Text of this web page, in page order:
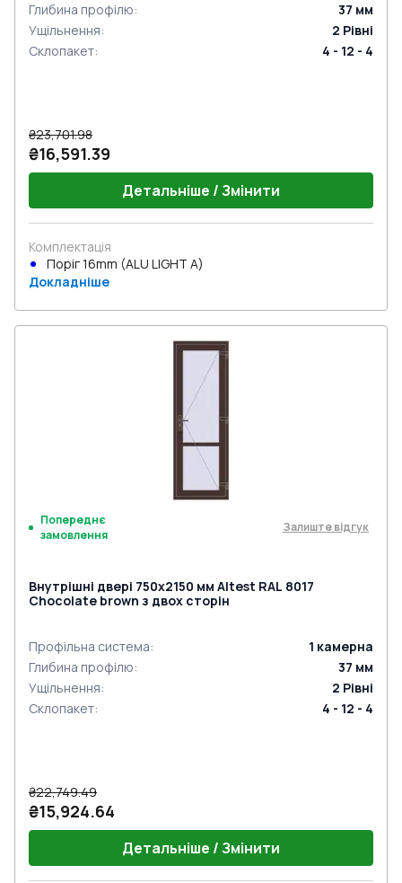
Глибина профілю: 37 мм
Ущільнення: 2 Рівні
Склопакет: 4 - 12 - 4
₴23,701.98
₴16,591.39
Детальніше / Змінити
Комплектація
Поріг 16mm (ALU LIGHT A)
Докладніше
Попереднє
замовлення
Залиште відгук
Внутрішні двері 750x2150 мм Altest RAL 8017
Chocolate brown з двох сторін
Профільна система: 1 камерна
Глибина профілю: 37 мм
Ущільнення: 2 Рівні
Склопакет: 4 - 12 - 4
₴22,749.49
₴15,924.64
Детальніше / Змінити